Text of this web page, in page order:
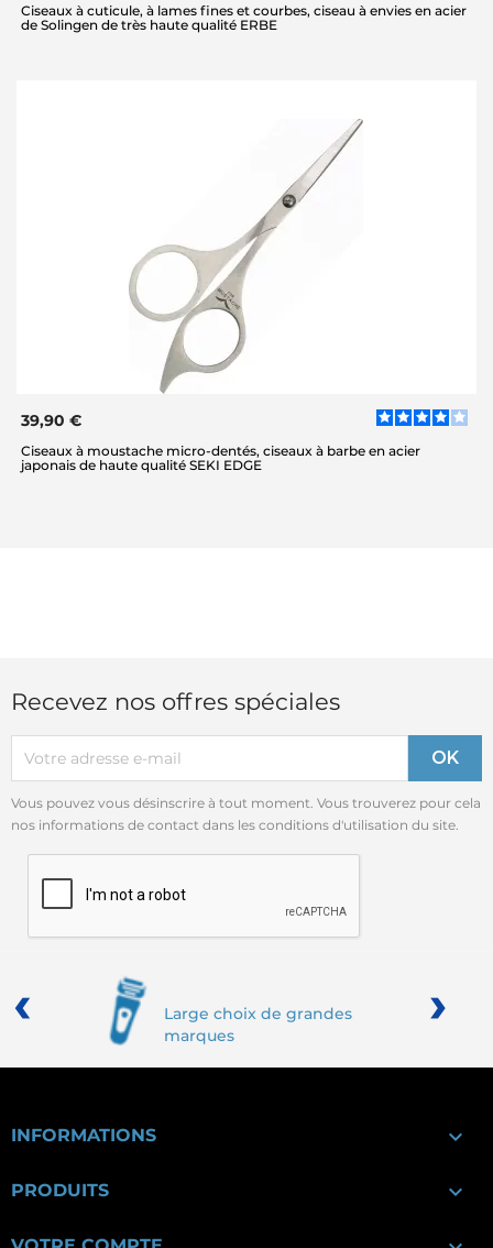
Ciseaux à cuticule, à lames fines et courbes, ciseau à envies en acier
de Solingen de très haute qualité ERBE
39,90 €
Ciseaux à moustache micro-dentés, ciseaux à barbe en acier
japonais de haute qualité SEKI EDGE
Recevez nos offres spéciales
Vous pouvez vous désinscrire à tout moment. Vous trouverez pour cela
nos informations de contact dans les conditions d'utilisation du site.
Large choix de grandes
marques
‹ ›
INFORMATIONS 
PRODUITS 